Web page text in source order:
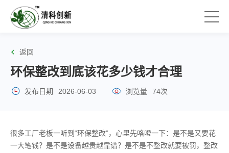
返回
环保整改到底该花多少钱才合理
发布日期 2026-06-03 浏览量 74次
很多工厂老板一听到“环保整改”，心里先咯噔一下：是不是又要花
一大笔钱？是不是设备越贵越靠谱？是不是不整改就要被罚，整改